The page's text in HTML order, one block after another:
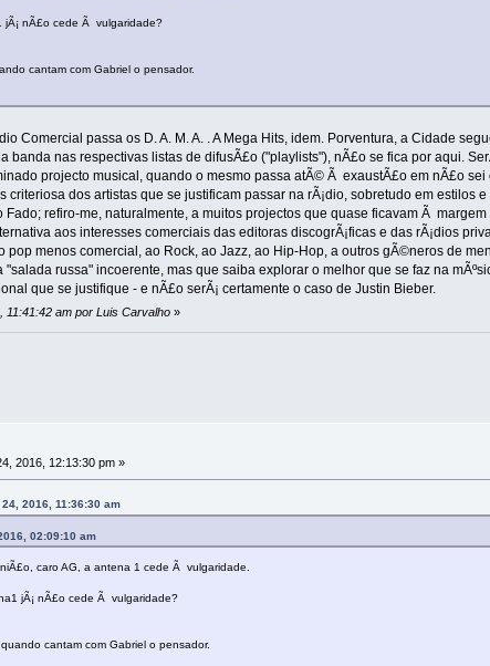
jÃ¡ nÃ£o cede Ã vulgaridade?
cantam com Gabriel o pensador.
Comercial passa os D. A. M. A. . A Mega Hits, idem. Porventura, a Cidade
banda nas respectivas listas de difusÃ£o ("playlists"), nÃ£o se fica por aqui.
projecto musical, quando o mesmo passa atÃ© Ã exaustÃ£o em nÃ£o sei
criteriosa dos artistas que se justificam passar na rÃ¡dio, sobretudo em
Fado; refiro-me, naturalmente, a muitos projectos que quase ficavam Ã
aos interesses comerciais das editoras discogrÃ¡ficas e das rÃ¡dios
pop menos comercial, ao Rock, ao Jazz, ao Hip-Hop, a outros gÃ©neros de
russa" incoerente, mas que saiba explorar o melhor que se faz na
que se justifique - e nÃ£o serÃ¡ certamente o caso de Justin Bieber.
11:41:42 am por Luis Carvalho»
2016, 12:13:30 pm »
2016, 11:36:30 am
02:09:10 am
caro AG, a antena 1 cede Ã vulgaridade.
jÃ¡ nÃ£o cede Ã vulgaridade?
cantam com Gabriel o pensador.